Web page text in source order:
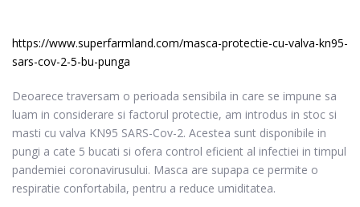
https://www.superfarmland.com/masca-protectie-cu-valva-kn95-
sars-cov-2-5-bu-punga
Deoarece traversam o perioada sensibila in care se impune sa
luam in considerare si factorul protectie, am introdus in stoc si
masti cu valva KN95 SARS-Cov-2. Acestea sunt disponibile in
pungi a cate 5 bucati si ofera control eficient al infectiei in timpul
pandemiei coronavirusului. Masca are supapa ce permite o
respiratie confortabila, pentru a reduce umiditatea.